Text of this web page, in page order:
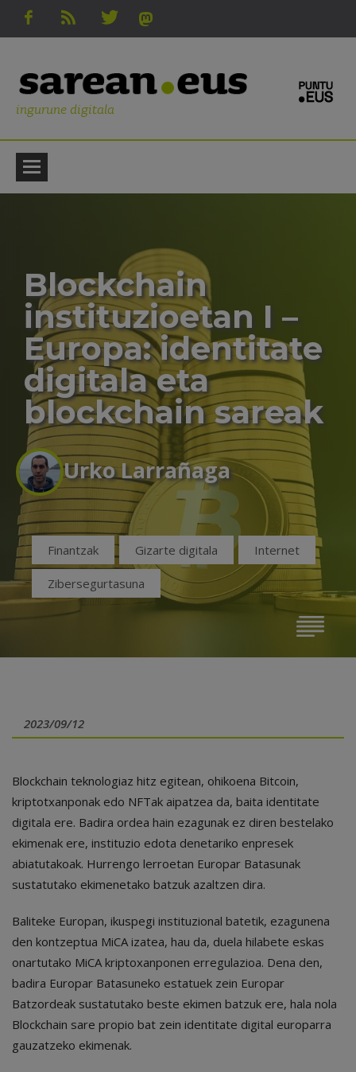
ingurune digitala
Blockchain
instituzioetan I –
Europa: identitate
digitala eta
blockchain sareak
Urko Larrañaga
Finantzak Gizarte digitala Internet
Zibersegurtasuna
2023/09/12
Blockchain teknologiaz hitz egitean, ohikoena Bitcoin,
kriptotxanponak edo NFTak aipatzea da, baita identitate
digitala ere. Badira ordea hain ezagunak ez diren bestelako
ekimenak ere, instituzio edota denetariko enpresek
abiatutakoak. Hurrengo lerroetan Europar Batasunak
sustatutako ekimenetako batzuk azaltzen dira.
Baliteke Europan, ikuspegi instituzional batetik, ezagunena
den kontzeptua MiCA izatea, hau da, duela hilabete eskas
onartutako MiCA kriptoxanponen erregulazioa. Dena den,
badira Europar Batasuneko estatuek zein Europar
Batzordeak sustatutako beste ekimen batzuk ere, hala nola
Blockchain sare propio bat zein identitate digital europarra
gauzatzeko ekimenak.